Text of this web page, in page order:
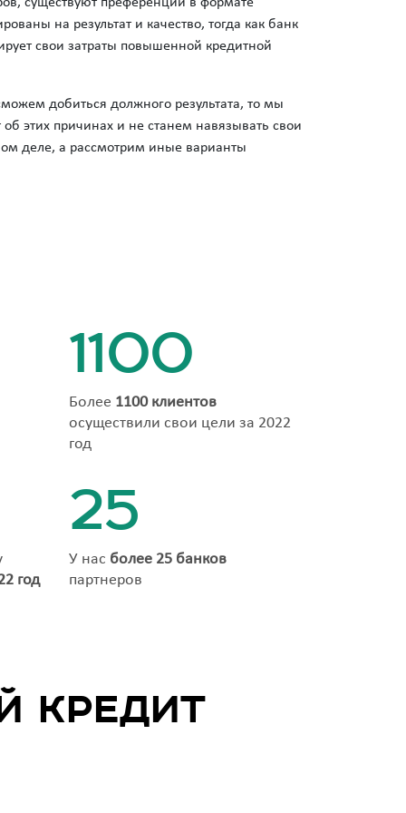
на результат и качество, тогда как банк
свои затраты повышенной кредитной
добиться должного результата, то мы
этих причинах и не станем навязывать свои
деле, а рассмотрим иные варианты
1100
Более 1100 клиентов
осуществили свои цели за 2022
год
год
25
У нас более 25 банков
партнеров
кредит